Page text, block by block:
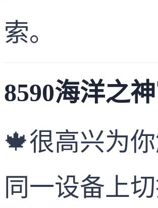
索。
8590海洋之
🍁很高兴为
同一设备上